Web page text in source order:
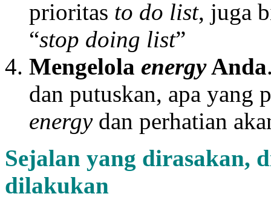
prioritas to do list, juga
“stop doing list”
Mengelola energyAnda
dan putuskan, apa yang
energydan perhatian
Sejalan yang dirasakan,
dilakukan